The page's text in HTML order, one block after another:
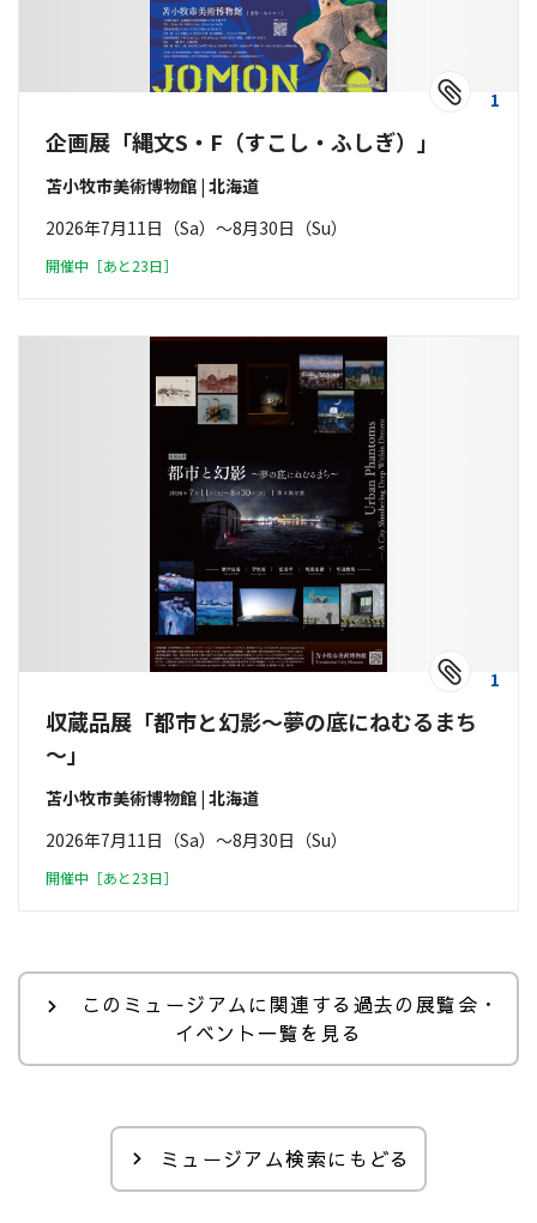
1
企画展「縄文S・F（すこし・ふしぎ）」
苫小牧市美術博物館 | 北海道
2026年7月11日（Sa）〜8月30日（Su）
開催中［あと23日］
1
収蔵品展「都市と幻影～夢の底にねむるまち
～」
苫小牧市美術博物館 | 北海道
2026年7月11日（Sa）〜8月30日（Su）
開催中［あと23日］
このミュージアムに関連する過去の展覧会・
イベント一覧を見る
ミュージアム検索にもどる